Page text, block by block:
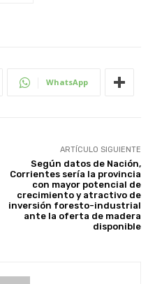
WhatsApp
ARTÍCULO SIGUIENTE
Según datos de Nación,
Corrientes sería la provincia
con mayor potencial de
crecimiento y atractivo de
inversión foresto-industrial
ante la oferta de madera
disponible